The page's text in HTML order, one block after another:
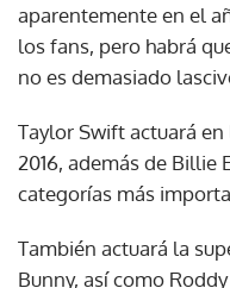
aparentemente en el
los fans, pero habrá
no es demasiado
Taylor Swift actuará
2016, además de Billie
categorías más
También actuará la
Bunny, así como